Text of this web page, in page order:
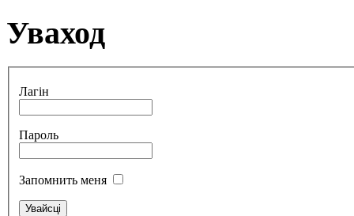
Уваход
Лагін
Пароль
Запомнить меня